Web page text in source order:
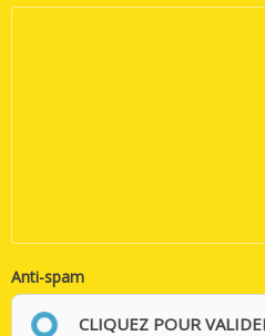
Anti-spam
CLIQUEZ POUR